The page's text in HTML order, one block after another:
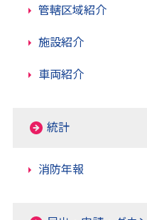
管轄区域紹介
施設紹介
車両紹介
統計
消防年報